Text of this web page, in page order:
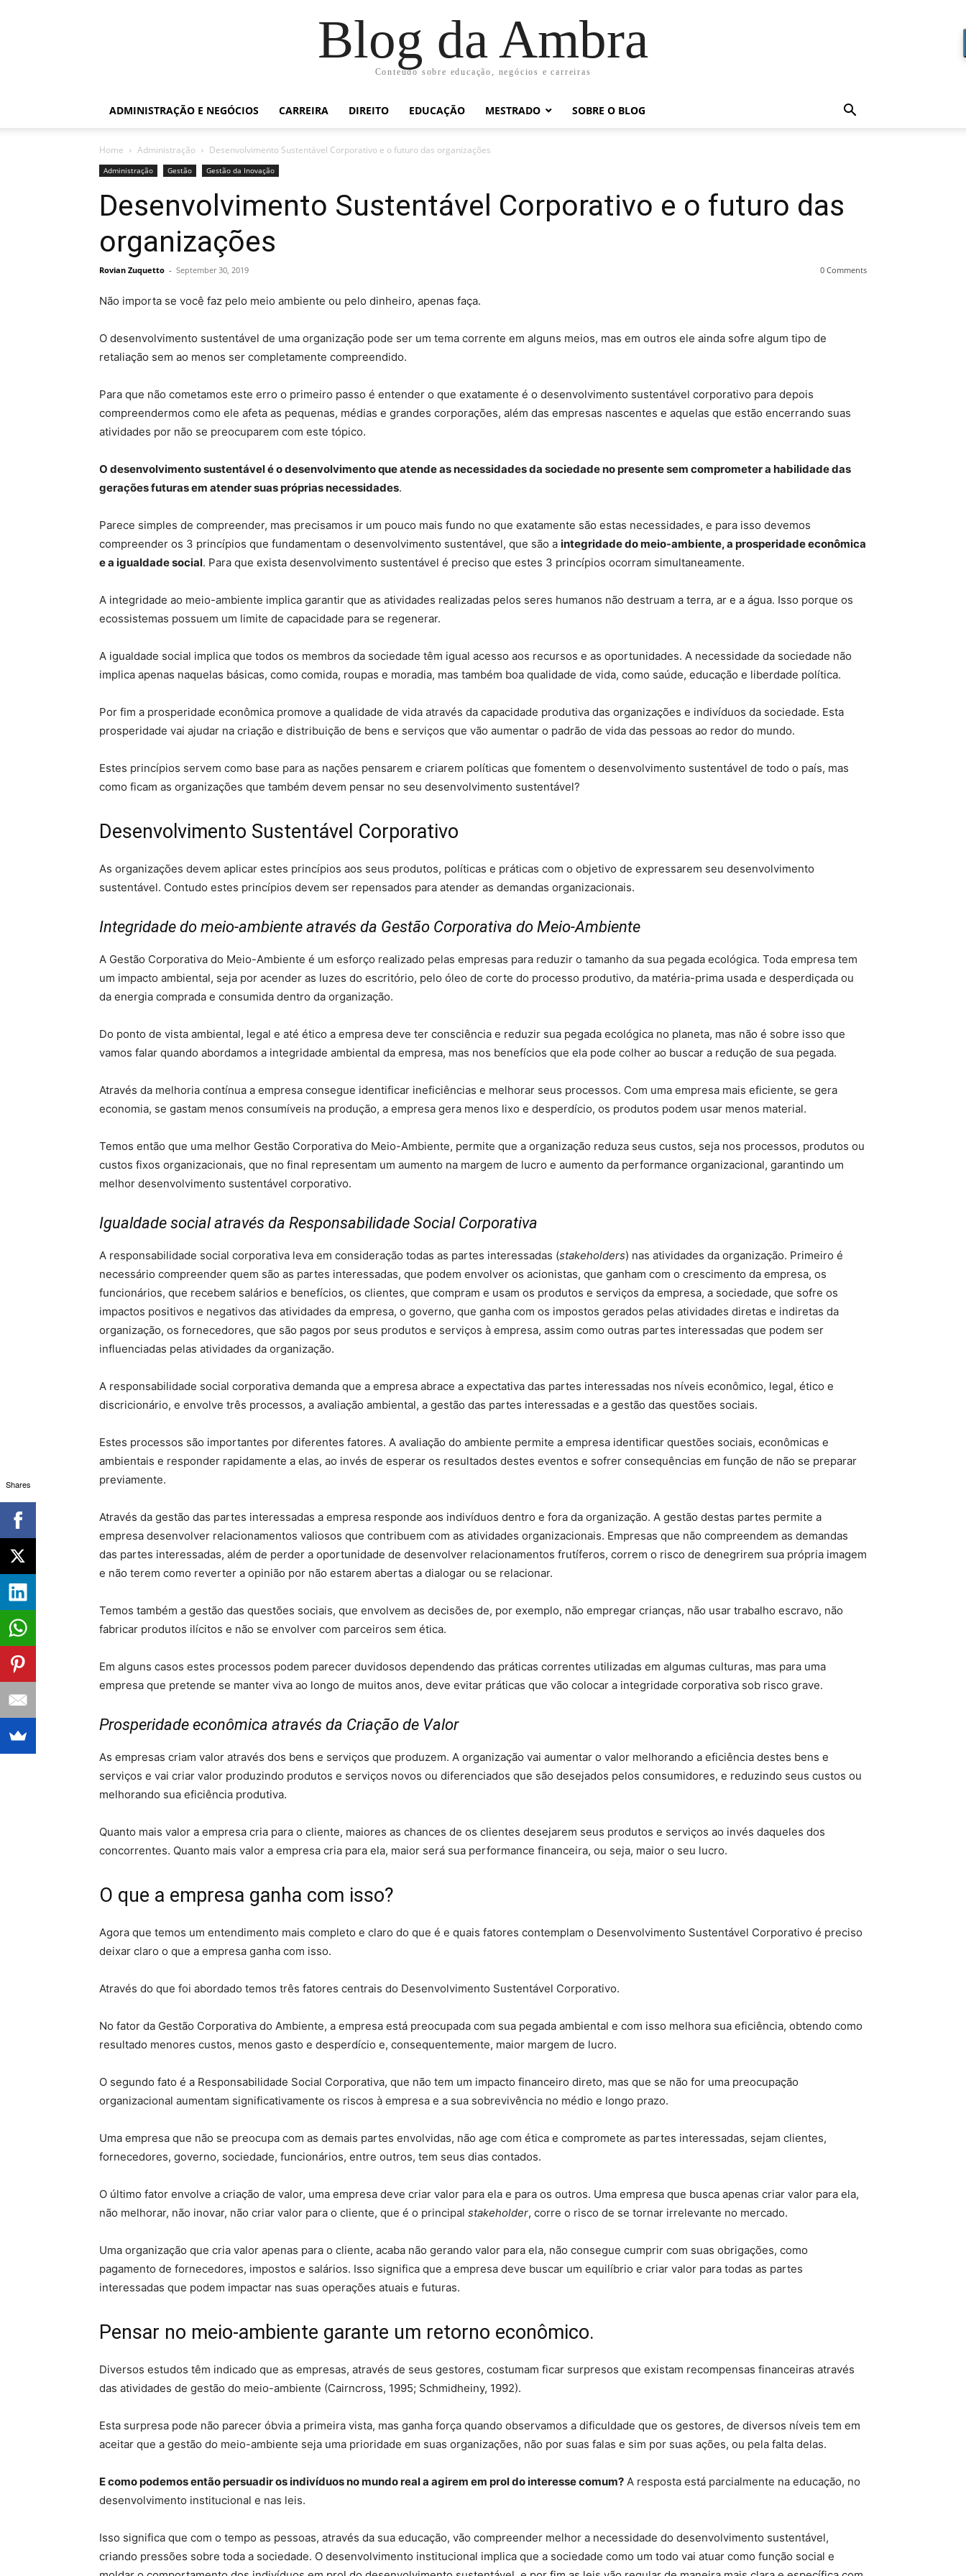
Blog da Ambra
Conteúdo sobre educação, negócios e carreiras
ADMINISTRAÇÃO E NEGÓCIOS CARREIRA DIREITO EDUCAÇÃO MESTRADO SOBRE O BLOG
Home Administração Desenvolvimento Sustentável Corporativo e o futuro das organizações
Administração Gestão Gestão da Inovação
Desenvolvimento Sustentável Corporativo e o futuro das
organizações
Rovian Zuquetto - September 30, 2019 0 Comments
Não importa se você faz pelo meio ambiente ou pelo dinheiro, apenas faça.
O desenvolvimento sustentável de uma organização pode ser um tema corrente em alguns meios, mas em outros ele ainda sofre algum tipo de
retaliação sem ao menos ser completamente compreendido.
Para que não cometamos este erro o primeiro passo é entender o que exatamente é o desenvolvimento sustentável corporativo para depois
compreendermos como ele afeta as pequenas, médias e grandes corporações, além das empresas nascentes e aquelas que estão encerrando suas
atividades por não se preocuparem com este tópico.
O desenvolvimento sustentável é o desenvolvimento que atende as necessidades da sociedade no presente sem comprometer a habilidade das
gerações futuras em atender suas próprias necessidades.
Parece simples de compreender, mas precisamos ir um pouco mais fundo no que exatamente são estas necessidades, e para isso devemos
compreender os 3 princípios que fundamentam o desenvolvimento sustentável, que são a integridade do meio-ambiente, a prosperidade econômica
e a igualdade social. Para que exista desenvolvimento sustentável é preciso que estes 3 princípios ocorram simultaneamente.
A integridade ao meio-ambiente implica garantir que as atividades realizadas pelos seres humanos não destruam a terra, ar e a água. Isso porque os
ecossistemas possuem um limite de capacidade para se regenerar.
A igualdade social implica que todos os membros da sociedade têm igual acesso aos recursos e as oportunidades. A necessidade da sociedade não
implica apenas naquelas básicas, como comida, roupas e moradia, mas também boa qualidade de vida, como saúde, educação e liberdade política.
Por fim a prosperidade econômica promove a qualidade de vida através da capacidade produtiva das organizações e indivíduos da sociedade. Esta
prosperidade vai ajudar na criação e distribuição de bens e serviços que vão aumentar o padrão de vida das pessoas ao redor do mundo.
Estes princípios servem como base para as nações pensarem e criarem políticas que fomentem o desenvolvimento sustentável de todo o país, mas
como ficam as organizações que também devem pensar no seu desenvolvimento sustentável?
Desenvolvimento Sustentável Corporativo
As organizações devem aplicar estes princípios aos seus produtos, políticas e práticas com o objetivo de expressarem seu desenvolvimento
sustentável. Contudo estes princípios devem ser repensados para atender as demandas organizacionais.
Integridade do meio-ambiente através da Gestão Corporativa do Meio-Ambiente
A Gestão Corporativa do Meio-Ambiente é um esforço realizado pelas empresas para reduzir o tamanho da sua pegada ecológica. Toda empresa tem
um impacto ambiental, seja por acender as luzes do escritório, pelo óleo de corte do processo produtivo, da matéria-prima usada e desperdiçada ou
da energia comprada e consumida dentro da organização.
Do ponto de vista ambiental, legal e até ético a empresa deve ter consciência e reduzir sua pegada ecológica no planeta, mas não é sobre isso que
vamos falar quando abordamos a integridade ambiental da empresa, mas nos benefícios que ela pode colher ao buscar a redução de sua pegada.
Através da melhoria contínua a empresa consegue identificar ineficiências e melhorar seus processos. Com uma empresa mais eficiente, se gera
economia, se gastam menos consumíveis na produção, a empresa gera menos lixo e desperdício, os produtos podem usar menos material.
Temos então que uma melhor Gestão Corporativa do Meio-Ambiente, permite que a organização reduza seus custos, seja nos processos, produtos ou
custos fixos organizacionais, que no final representam um aumento na margem de lucro e aumento da performance organizacional, garantindo um
melhor desenvolvimento sustentável corporativo.
Igualdade social através da Responsabilidade Social Corporativa
A responsabilidade social corporativa leva em consideração todas as partes interessadas (stakeholders) nas atividades da organização. Primeiro é
necessário compreender quem são as partes interessadas, que podem envolver os acionistas, que ganham com o crescimento da empresa, os
funcionários, que recebem salários e benefícios, os clientes, que compram e usam os produtos e serviços da empresa, a sociedade, que sofre os
impactos positivos e negativos das atividades da empresa, o governo, que ganha com os impostos gerados pelas atividades diretas e indiretas da
organização, os fornecedores, que são pagos por seus produtos e serviços à empresa, assim como outras partes interessadas que podem ser
influenciadas pelas atividades da organização.
A responsabilidade social corporativa demanda que a empresa abrace a expectativa das partes interessadas nos níveis econômico, legal, ético e
discricionário, e envolve três processos, a avaliação ambiental, a gestão das partes interessadas e a gestão das questões sociais.
Estes processos são importantes por diferentes fatores. A avaliação do ambiente permite a empresa identificar questões sociais, econômicas e
ambientais e responder rapidamente a elas, ao invés de esperar os resultados destes eventos e sofrer consequências em função de não se preparar
previamente.
Através da gestão das partes interessadas a empresa responde aos indivíduos dentro e fora da organização. A gestão destas partes permite a
empresa desenvolver relacionamentos valiosos que contribuem com as atividades organizacionais. Empresas que não compreendem as demandas
das partes interessadas, além de perder a oportunidade de desenvolver relacionamentos frutíferos, correm o risco de denegrirem sua própria imagem
e não terem como reverter a opinião por não estarem abertas a dialogar ou se relacionar.
Temos também a gestão das questões sociais, que envolvem as decisões de, por exemplo, não empregar crianças, não usar trabalho escravo, não
fabricar produtos ilícitos e não se envolver com parceiros sem ética.
Em alguns casos estes processos podem parecer duvidosos dependendo das práticas correntes utilizadas em algumas culturas, mas para uma
empresa que pretende se manter viva ao longo de muitos anos, deve evitar práticas que vão colocar a integridade corporativa sob risco grave.
Prosperidade econômica através da Criação de Valor
As empresas criam valor através dos bens e serviços que produzem. A organização vai aumentar o valor melhorando a eficiência destes bens e
serviços e vai criar valor produzindo produtos e serviços novos ou diferenciados que são desejados pelos consumidores, e reduzindo seus custos ou
melhorando sua eficiência produtiva.
Quanto mais valor a empresa cria para o cliente, maiores as chances de os clientes desejarem seus produtos e serviços ao invés daqueles dos
concorrentes. Quanto mais valor a empresa cria para ela, maior será sua performance financeira, ou seja, maior o seu lucro.
O que a empresa ganha com isso?
Agora que temos um entendimento mais completo e claro do que é e quais fatores contemplam o Desenvolvimento Sustentável Corporativo é preciso
deixar claro o que a empresa ganha com isso.
Através do que foi abordado temos três fatores centrais do Desenvolvimento Sustentável Corporativo.
No fator da Gestão Corporativa do Ambiente, a empresa está preocupada com sua pegada ambiental e com isso melhora sua eficiência, obtendo como
resultado menores custos, menos gasto e desperdício e, consequentemente, maior margem de lucro.
O segundo fato é a Responsabilidade Social Corporativa, que não tem um impacto financeiro direto, mas que se não for uma preocupação
organizacional aumentam significativamente os riscos à empresa e a sua sobrevivência no médio e longo prazo.
Uma empresa que não se preocupa com as demais partes envolvidas, não age com ética e compromete as partes interessadas, sejam clientes,
fornecedores, governo, sociedade, funcionários, entre outros, tem seus dias contados.
O último fator envolve a criação de valor, uma empresa deve criar valor para ela e para os outros. Uma empresa que busca apenas criar valor para ela,
não melhorar, não inovar, não criar valor para o cliente, que é o principal stakeholder, corre o risco de se tornar irrelevante no mercado.
Uma organização que cria valor apenas para o cliente, acaba não gerando valor para ela, não consegue cumprir com suas obrigações, como
pagamento de fornecedores, impostos e salários. Isso significa que a empresa deve buscar um equilíbrio e criar valor para todas as partes
interessadas que podem impactar nas suas operações atuais e futuras.
Pensar no meio-ambiente garante um retorno econômico.
Diversos estudos têm indicado que as empresas, através de seus gestores, costumam ficar surpresos que existam recompensas financeiras através
das atividades de gestão do meio-ambiente (Cairncross, 1995; Schmidheiny, 1992).
Esta surpresa pode não parecer óbvia a primeira vista, mas ganha força quando observamos a dificuldade que os gestores, de diversos níveis tem em
aceitar que a gestão do meio-ambiente seja uma prioridade em suas organizações, não por suas falas e sim por suas ações, ou pela falta delas.
E como podemos então persuadir os indivíduos no mundo real a agirem em prol do interesse comum? A resposta está parcialmente na educação, no
desenvolvimento institucional e nas leis.
Isso significa que com o tempo as pessoas, através da sua educação, vão compreender melhor a necessidade do desenvolvimento sustentável,
criando pressões sobre toda a sociedade. O desenvolvimento institucional implica que a sociedade como um todo vai atuar como função social e
Shares